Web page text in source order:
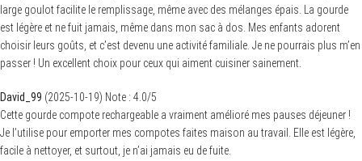
large goulot facilite le remplissage, même avec des mélanges épais. La gourde
est légère et ne fuit jamais, même dans mon sac à dos. Mes enfants adorent
choisir leurs goûts, et c’est devenu une activité familiale. Je ne pourrais plus m’en
passer ! Un excellent choix pour ceux qui aiment cuisiner sainement.
David_99 (2025-10-19) Note : 4.0/5
Cette gourde compote rechargeable a vraiment amélioré mes pauses déjeuner !
Je l’utilise pour emporter mes compotes faites maison au travail. Elle est légère,
facile à nettoyer, et surtout, je n’ai jamais eu de fuite.